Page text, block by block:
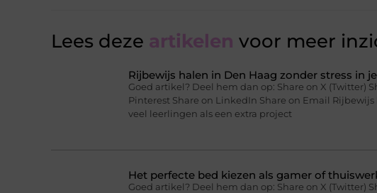
Lees deze artikelen voor meer
Rijbewijs halen in Den Haag zonder stress in
Goed artikel? Deel hem dan op: Share on X (Twitter)
Pinterest Share on LinkedIn Share on Email
veel leerlingen als een extra project
Het perfecte bed kiezen als gamer of
Goed artikel? Deel hem dan op: Share on X (Twitter)